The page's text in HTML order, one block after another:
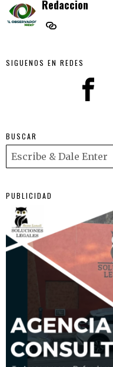
Redaccion
SIGUENOS EN REDES
BUSCAR
PUBLICIDAD